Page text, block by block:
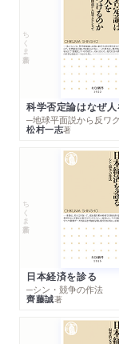
ちくま新書
─地球平面説から反ワ
松村一志著
ちくま新書
日本経済を診る
─シン・競争の作法
齊藤誠著